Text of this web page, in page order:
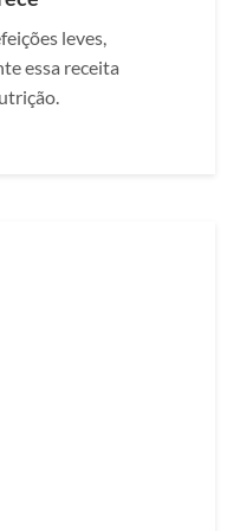
leves,
essa receita